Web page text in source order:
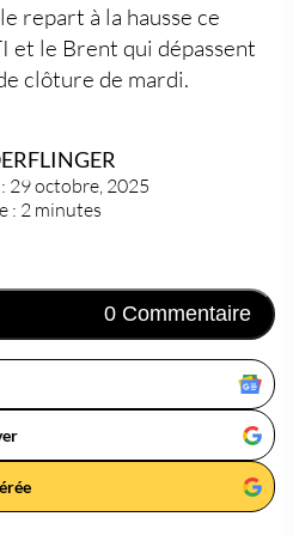
repart à la hausse ce
et le Brent qui dépassent
clôture de mardi.
29 octobre, 2025
: 2 minutes
0 Commentaire